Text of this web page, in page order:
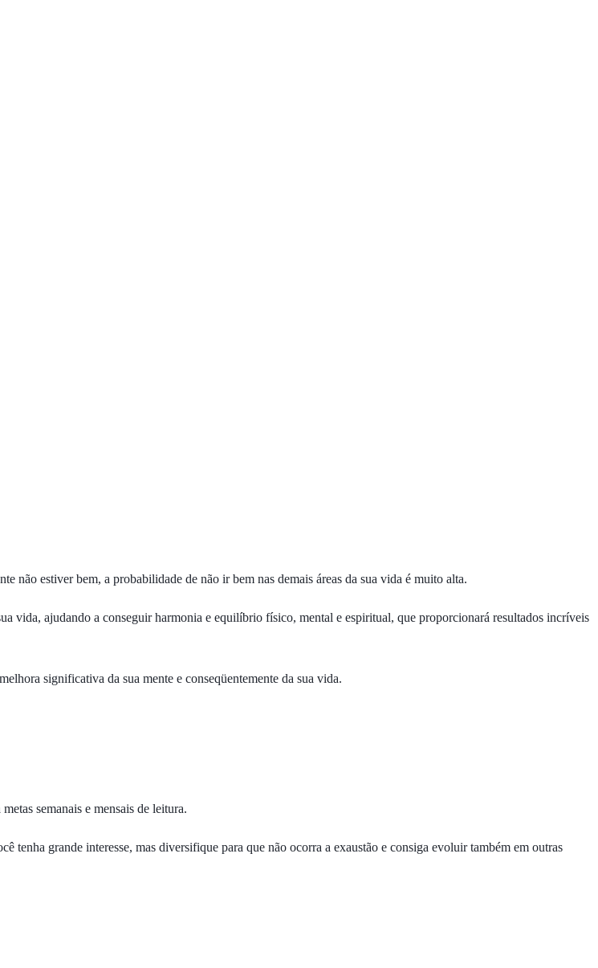
não estiver bem, a probabilidade de não ir bem nas demais áreas da sua vida é muito alta.
vida, ajudando a conseguir harmonia e equilíbrio físico, mental e espiritual, que proporcionará resultados incríveis
significativa da sua mente e conseqüentemente da sua vida.
semanais e mensais de leitura.
tenha grande interesse, mas diversifique para que não ocorra a exaustão e consiga evoluir também em outras